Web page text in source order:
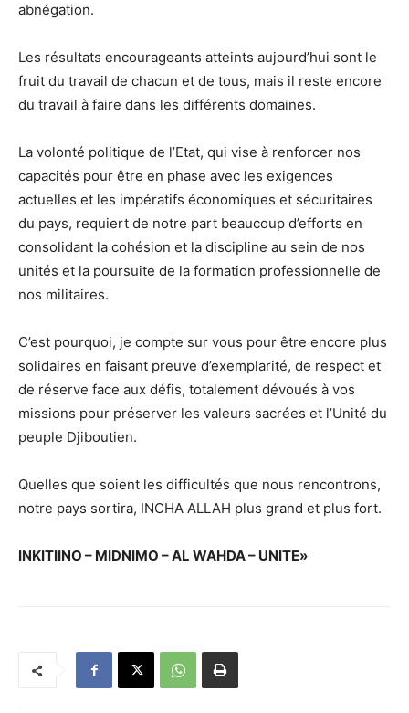
abnégation.
Les résultats encourageants atteints aujourd’hui sont le
fruit du travail de chacun et de tous, mais il reste encore
du travail à faire dans les différents domaines.
La volonté politique de l’Etat, qui vise à renforcer nos
capacités pour être en phase avec les exigences
actuelles et les impératifs économiques et sécuritaires
du pays, requiert de notre part beaucoup d’efforts en
consolidant la cohésion et la discipline au sein de nos
unités et la poursuite de la formation professionnelle de
nos militaires.
C’est pourquoi, je compte sur vous pour être encore plus
solidaires en faisant preuve d’exemplarité, de respect et
de réserve face aux défis, totalement dévoués à vos
missions pour préserver les valeurs sacrées et l’Unité du
peuple Djiboutien.
Quelles que soient les difficultés que nous rencontrons,
notre pays sortira, INCHA ALLAH plus grand et plus fort.
INKITIINO – MIDNIMO – AL WAHDA – UNITE»